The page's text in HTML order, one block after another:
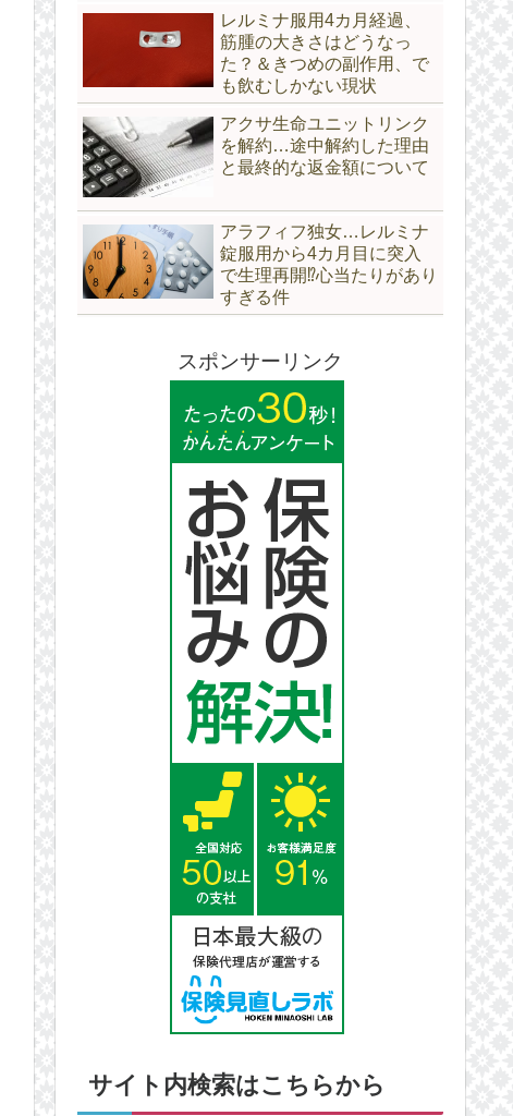
レルミナ服用4カ月経過、
筋腫の大きさはどうなっ
た？＆きつめの副作用、で
も飲むしかない現状
アクサ生命ユニットリンク
を解約…途中解約した理由
と最終的な返金額について
アラフィフ独女…レルミナ
錠服用から4カ月目に突入
で生理再開⁉心当たりがあり
すぎる件
スポンサーリンク
サイト内検索はこちらから